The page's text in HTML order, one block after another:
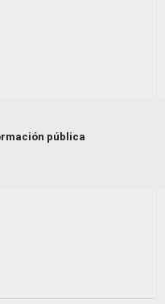
pública